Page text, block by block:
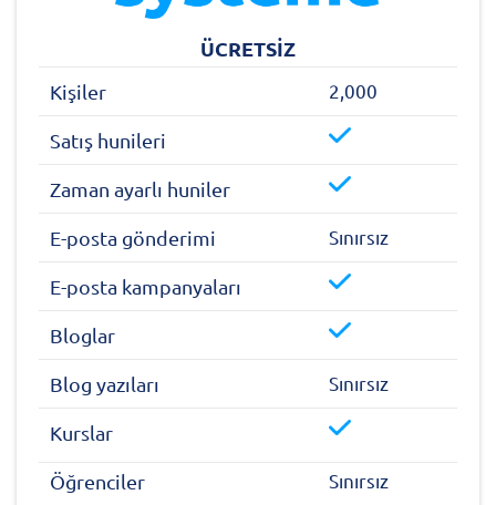
ÜCRETSİZ
Kişiler 2,000
Satış hunileri
Zaman ayarlı huniler
E-posta gönderimi Sınırsız
E-posta kampanyaları
Bloglar
Blog yazıları Sınırsız
Kurslar
Öğrenciler Sınırsız